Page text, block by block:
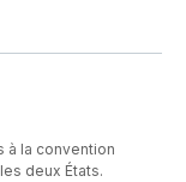
à la convention
deux États.